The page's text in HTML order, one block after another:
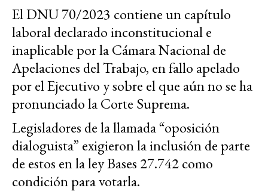
El DNU 70/2023 contiene un capítulo
laboral declarado inconstitucional e
inaplicable por la Cámara Nacional de
Apelaciones del Trabajo, en fallo apelado
por el Ejecutivo y sobre el que aún no se ha
pronunciado la Corte Suprema.
Legisladores de la llamada “oposición
dialoguista” exigieron la inclusión de parte
de estos en la ley Bases 27.742 como
condición para votarla.